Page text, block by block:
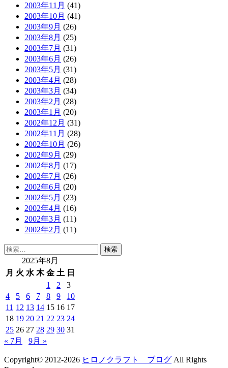
2003年11月 (41)
2003年10月 (41)
2003年9月 (26)
2003年8月 (25)
2003年7月 (31)
2003年6月 (26)
2003年5月 (31)
2003年4月 (28)
2003年3月 (34)
2003年2月 (28)
2003年1月 (20)
2002年12月 (31)
2002年11月 (28)
2002年10月 (26)
2002年9月 (29)
2002年8月 (17)
2002年7月 (26)
2002年6月 (20)
2002年5月 (23)
2002年4月 (16)
2002年3月 (11)
2002年2月 (11)
検
2025年8月
月 火 水 木 金 土 日
1
2
3
4
5 6 7 8 9
10
11 12 13 14 15 16 17
18 19 20 21 22 23 24
25 26 27 28 29 30 31
« 7月
9月 »
Copyright© 2012-2026 ヒロノクラフト ブログ All Rights